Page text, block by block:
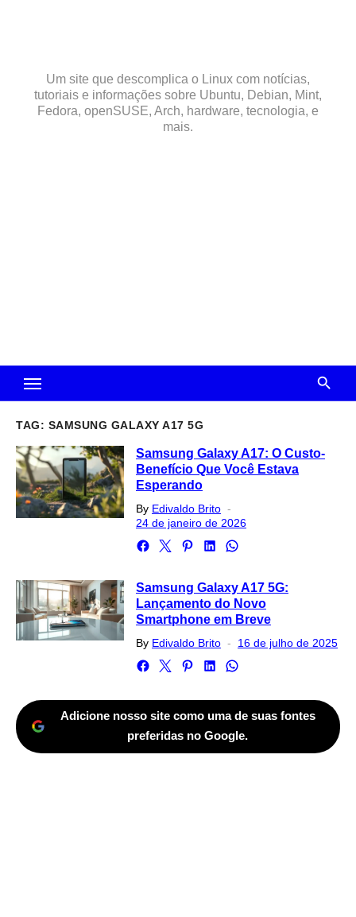
Um site que descomplica o Linux com notícias,
tutoriais e informações sobre Ubuntu, Debian, Mint,
Fedora, openSUSE, Arch, hardware, tecnologia, e
mais.
TAG: SAMSUNG GALAXY A17 5G
Samsung Galaxy A17: O Custo-
Benefício Que Você Estava
Esperando
By Edivaldo Brito
on
24 de janeiro de 2026
Samsung Galaxy A17 5G:
Lançamento do Novo
Smartphone em Breve
By Edivaldo Brito
Posted
16 de julho de 2025
Adicione nosso site como uma de suas fontes
preferidas no Google.